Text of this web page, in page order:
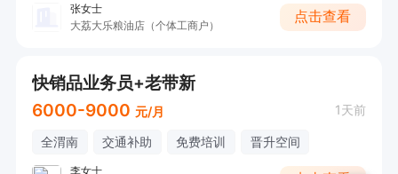
张女士
大荔大乐粮油店（个体工商户）
点击查看
快销品业务员+老带新
6000-9000 元/月 1天前
全渭南 交通补助 免费培训 晋升空间
李女士